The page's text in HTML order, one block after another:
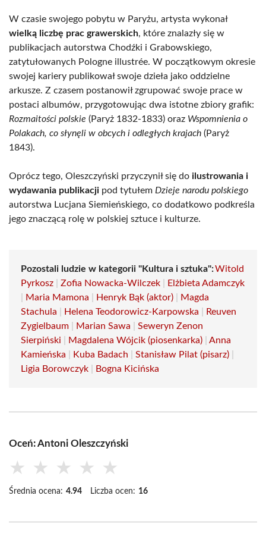
W czasie swojego pobytu w Paryżu, artysta wykonał
wielką liczbę prac grawerskich, które znalazły się w
publikacjach autorstwa Chodźki i Grabowskiego,
zatytułowanych Pologne illustrée. W początkowym okresie
swojej kariery publikował swoje dzieła jako oddzielne
arkusze. Z czasem postanowił zgrupować swoje prace w
postaci albumów, przygotowując dwa istotne zbiory grafik:
Rozmaitości polskie (Paryż 1832-1833) oraz Wspomnienia o
Polakach, co słynęli w obcych i odległych krajach (Paryż
1843).
Oprócz tego, Oleszczyński przyczynił się do ilustrowania i
wydawania publikacji pod tytułem Dzieje narodu polskiego
autorstwa Lucjana Siemieńskiego, co dodatkowo podkreśla
jego znaczącą rolę w polskiej sztuce i kulturze.
Pozostali ludzie w kategorii "Kultura i sztuka":Witold
Pyrkosz
Zofia Nowacka-Wilczek
Elżbieta Adamczyk
Maria Mamona Henryk Bąk (aktor)
Magda
Stachula
Helena Teodorowicz-Karpowska
Reuven
Zygielbaum
Marian Sawa
Seweryn Zenon
Sierpiński
Magdalena Wójcik (piosenkarka)
Anna
Kamieńska
Kuba Badach Stanisław Pilat (pisarz)
Ligia Borowczyk
Bogna Kicińska
Oceń: Antoni Oleszczyński
★ ★ ★ ★ ★
Średnia ocena: 4.94 Liczba ocen: 16